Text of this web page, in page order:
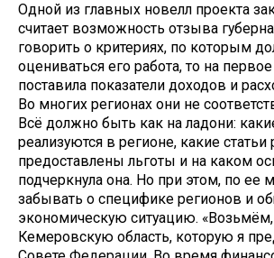
Одной из главных новелл проекта
считает возможность отзыва
говорить о критериях, по которым
оцениваться его работа, то на
поставила показатели доходов и
Во многих регионах они не
Всё должно быть как на ладони:
реализуются в регионе, какие
предоставлены льготы и на каком
подчеркнула она. Но при этом, по ее
забывать о специфике регионов и
экономическую ситуацию.
Кемеровскую область, которую я